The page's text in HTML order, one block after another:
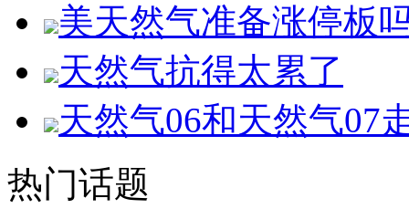
美天然气准备涨停板
天然气抗得太累了
天然气06和天然气
热门话题